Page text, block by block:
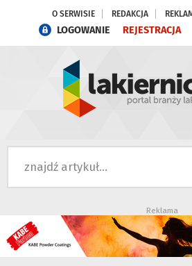
O SERWISIE REDAKCJA
LOGOWANIE REJESTRACJA
Reklama